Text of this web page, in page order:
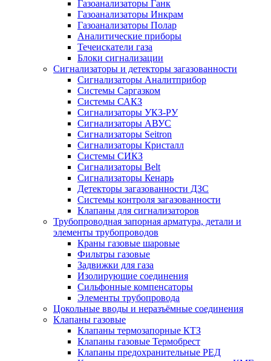
Газоанализаторы Ганк
Газоанализаторы Инкрам
Газоанализаторы Полар
Аналитические приборы
Течеискатели газа
Блоки сигнализации
Сигнализаторы и детекторы загазованности
Сигнализаторы Аналитприбор
Системы Саргазком
Системы САКЗ
Сигнализаторы УКЗ-РУ
Сигнализаторы АВУС
Сигнализаторы Seitron
Сигнализаторы Кристалл
Системы СИКЗ
Сигнализаторы Belt
Сигнализаторы Кенарь
Детекторы загазованности ДЗС
Системы контроля загазованности
Клапаны для сигнализаторов
Трубопроводная запорная арматура, детали и
элементы трубопроводов
Краны газовые шаровые
Фильтры газовые
Задвижки для газа
Изолирующие соединения
Сильфонные компенсаторы
Элементы трубопровода
Цокольные вводы и неразъёмные соединения
Клапаны газовые
Клапаны термозапорные КТЗ
Клапаны газовые Термобрест
Клапаны предохранительные РЕД